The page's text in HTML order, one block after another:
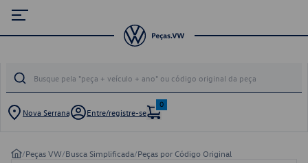
Nova Serrana Entre/registre-se
0
/Peças VW/Busca Simplificada/Peças por Código Original